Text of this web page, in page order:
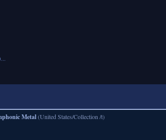
Metal(United States/Collection /t)